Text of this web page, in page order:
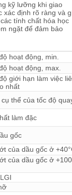
kỹ lưỡng khi giao
xác định rõ ràng và
tính chất hóa học
ngặt để đảm bảo
hoạt động, min.
hoạt động, max.
giới hạn làm việc
nhất
thể của tốc độ
làm đặc
gốc
của dầu gốc ở
của dầu gốc ở +100